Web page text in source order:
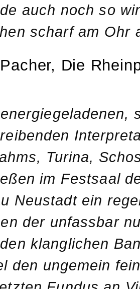
auch noch so
scharf am Ohr
Die
Turina,
im Festsaal
Neustadt ein
der unfassbar
klanglichen
den ungemein